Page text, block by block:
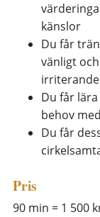
känslor
Du får
vänligt
Du får
behov
Du får
Pris
90 min = 1 500